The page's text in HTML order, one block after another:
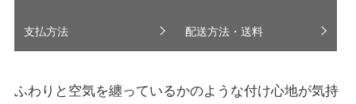
支払方法 配送方法・送料
ふわりと空気を纏っているかのような付け心地が気持